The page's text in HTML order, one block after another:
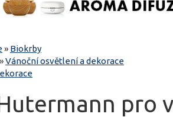
» Biokrby
»Vánoční osvětlení a dekorace
pro